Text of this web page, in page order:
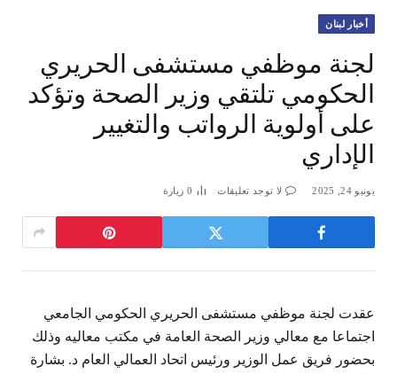
أخبار لبنان
لجنة موظفي مستشفى الحريري
الحكومي تلتقي وزير الصحة وتؤكد
على أولوية الرواتب والتغيير
الإداري
يونيو 24, 2025 لا توجد تعليقات 0 زيارة
عقدت لجنة موظفي مستشفى الحريري الحكومي الجامعي
اجتماعا مع معالي وزير الصحة العامة في مكتب معاليه وذلك
بحضور فريق عمل الوزير ورئيس اتحاد العمالي العام د. بشارة